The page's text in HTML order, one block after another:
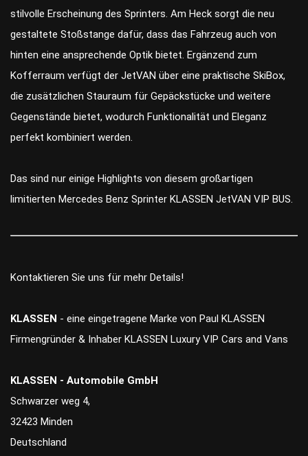
stilvolle Erscheinung des Sprinters. Am Heck sorgt die neu
gestaltete Stoßstange dafür, dass das Fahrzeug auch von
hinten eine ansprechende Optik bietet. Ergänzend zum
Kofferraum verfügt der JetVAN über eine praktische SkiBox,
die zusätzlichen Stauraum für Gepäckstücke und weitere
Gegenstände bietet, wodurch Funktionalität und Eleganz
perfekt kombiniert werden.
Das sind nur einige Highlights von diesem großartigen
limitierten Mercedes Benz Sprinter KLASSEN JetVAN VIP BUS.
Kontaktieren Sie uns für mehr Details!
KLASSEN - eine eingetragene Marke von Paul KLASSEN
Firmengründer & Inhaber KLASSEN Luxury VIP Cars and Vans
KLASSEN - Automobile GmbH
Schwarzer weg 4,
32423 Minden
Deutschland